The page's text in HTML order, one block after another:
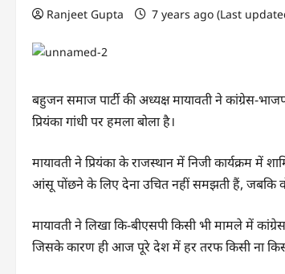
Ranjeet Gupta 7 years ago (Last
बहुजन समाज पार्टी की अध्यक्ष मायावती ने कांग्रेस-
प्रियंका गांधी पर हमला बोला है।
मायावती ने प्रियंका के राजस्थान में निजी कार्यक्रम
आंसू पोंछने के लिए देना उचित नहीं समझती हैं, जबकि
मायावती ने लिखा कि-बीएसपी किसी भी मामले में
जिसके कारण ही आज पूरे देश में हर तरफ किसी ना